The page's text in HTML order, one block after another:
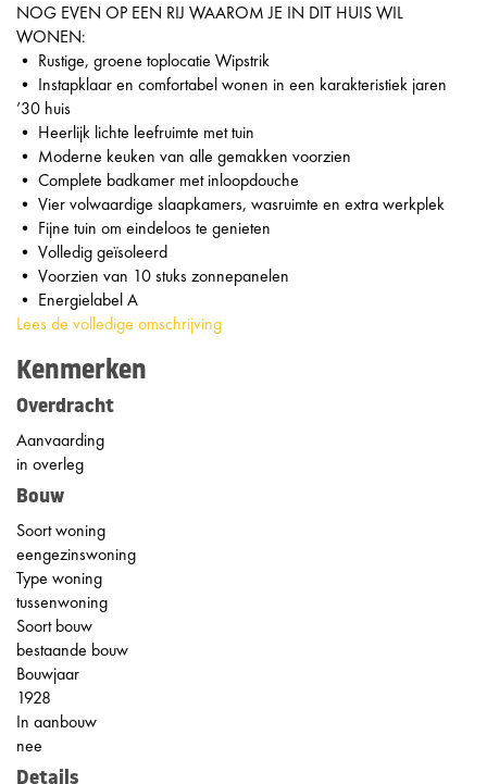
NOG EVEN OP EEN RIJ WAAROM JE IN DIT HUIS WIL
WONEN:
• Rustige, groene toplocatie Wipstrik
• Instapklaar en comfortabel wonen in een karakteristiek jaren
’30 huis
• Heerlijk lichte leefruimte met tuin
• Moderne keuken van alle gemakken voorzien
• Complete badkamer met inloopdouche
• Vier volwaardige slaapkamers, wasruimte en extra werkplek
• Fijne tuin om eindeloos te genieten
• Volledig geïsoleerd
• Voorzien van 10 stuks zonnepanelen
• Energielabel A
Lees de volledige omschrijving
Kenmerken
Overdracht
Aanvaarding
in overleg
Bouw
Soort woning
eengezinswoning
Type woning
tussenwoning
Soort bouw
bestaande bouw
Bouwjaar
1928
In aanbouw
nee
Details